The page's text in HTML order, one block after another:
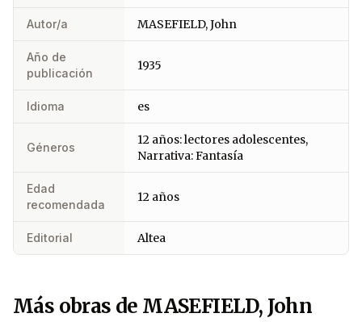
Autor/a MASEFIELD, John
Año de
publicación
1935
Idioma es
Géneros
12 años: lectores adolescentes,
Narrativa: Fantasía
Edad
recomendada
12 años
Editorial Altea
Más obras de MASEFIELD, John